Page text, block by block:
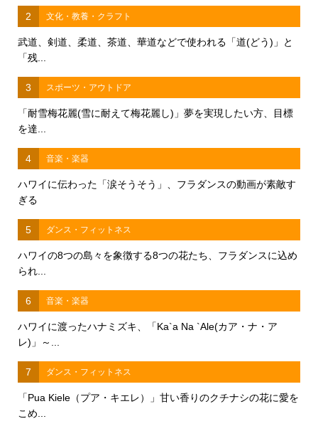
2 文化・教養・クラフト
武道、剣道、柔道、茶道、華道などで使われる「道(どう)」と
「残...
3 スポーツ・アウトドア
「耐雪梅花麗(雪に耐えて梅花麗し)」夢を実現したい方、目標
を達...
4 音楽・楽器
ハワイに伝わった「涙そうそう」、フラダンスの動画が素敵す
ぎる
5 ダンス・フィットネス
ハワイの8つの島々を象徴する8つの花たち、フラダンスに込め
られ...
6 音楽・楽器
ハワイに渡ったハナミズキ、「Ka`a Na `Ale(カア・ナ・ア
レ)」～...
7 ダンス・フィットネス
「Pua Kiele（プア・キエレ）」甘い香りのクチナシの花に愛を
こめ...